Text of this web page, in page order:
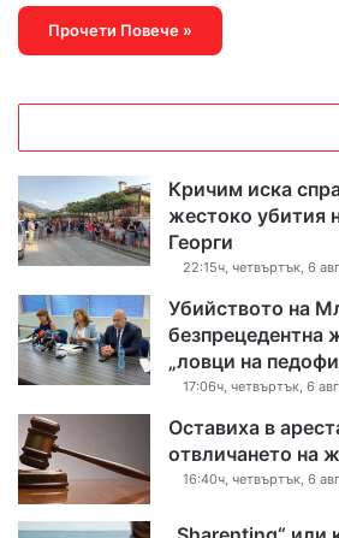
Прочети Повече »
Кричим иска
жестоко убития
Георги
22:15ч, четвъртък, 6
Убийството на
безпрецедентна
„ловци на
17:06ч, четвъртък, 6
Оставиха в
отвличането на
16:40ч, четвъртък, 6